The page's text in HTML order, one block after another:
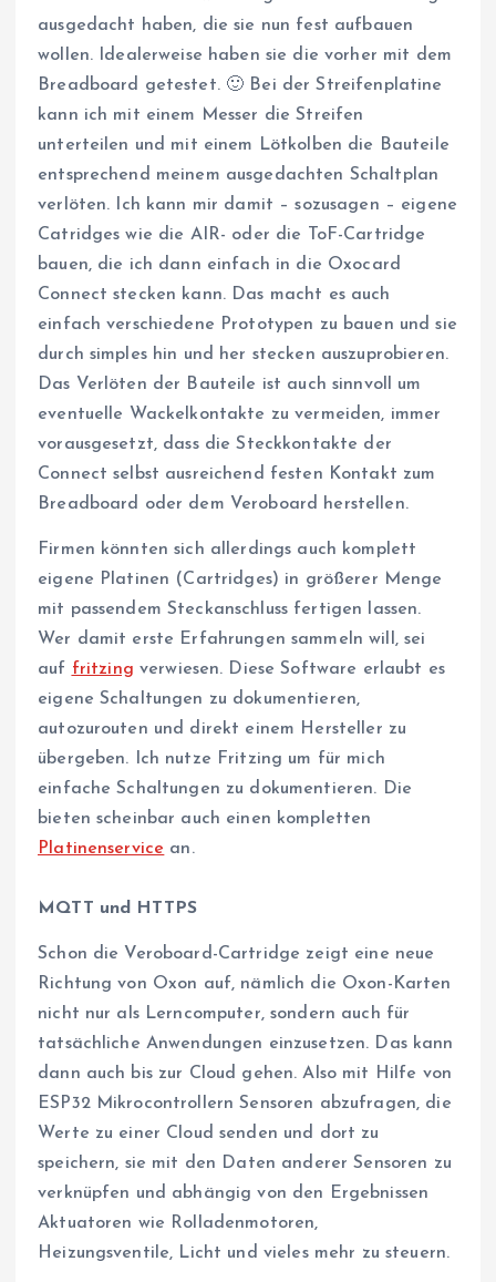
ausgedacht haben, die sie nun fest aufbauen
wollen. Idealerweise haben sie die vorher mit dem
Breadboard getestet. 🙂 Bei der Streifenplatine
kann ich mit einem Messer die Streifen
unterteilen und mit einem Lötkolben die Bauteile
entsprechend meinem ausgedachten Schaltplan
verlöten. Ich kann mir damit – sozusagen – eigene
Catridges wie die AIR- oder die ToF-Cartridge
bauen, die ich dann einfach in die Oxocard
Connect stecken kann. Das macht es auch
einfach verschiedene Prototypen zu bauen und sie
durch simples hin und her stecken auszuprobieren.
Das Verlöten der Bauteile ist auch sinnvoll um
eventuelle Wackelkontakte zu vermeiden, immer
vorausgesetzt, dass die Steckkontakte der
Connect selbst ausreichend festen Kontakt zum
Breadboard oder dem Veroboard herstellen.
Firmen könnten sich allerdings auch komplett
eigene Platinen (Cartridges) in größerer Menge
mit passendem Steckanschluss fertigen lassen.
Wer damit erste Erfahrungen sammeln will, sei
auf fritzing verwiesen. Diese Software erlaubt es
eigene Schaltungen zu dokumentieren,
autozurouten und direkt einem Hersteller zu
übergeben. Ich nutze Fritzing um für mich
einfache Schaltungen zu dokumentieren. Die
bieten scheinbar auch einen kompletten
Platinenservice an.
MQTT und HTTPS
Schon die Veroboard-Cartridge zeigt eine neue
Richtung von Oxon auf, nämlich die Oxon-Karten
nicht nur als Lerncomputer, sondern auch für
tatsächliche Anwendungen einzusetzen. Das kann
dann auch bis zur Cloud gehen. Also mit Hilfe von
ESP32 Mikrocontrollern Sensoren abzufragen, die
Werte zu einer Cloud senden und dort zu
speichern, sie mit den Daten anderer Sensoren zu
verknüpfen und abhängig von den Ergebnissen
Aktuatoren wie Rolladenmotoren,
Heizungsventile, Licht und vieles mehr zu steuern.